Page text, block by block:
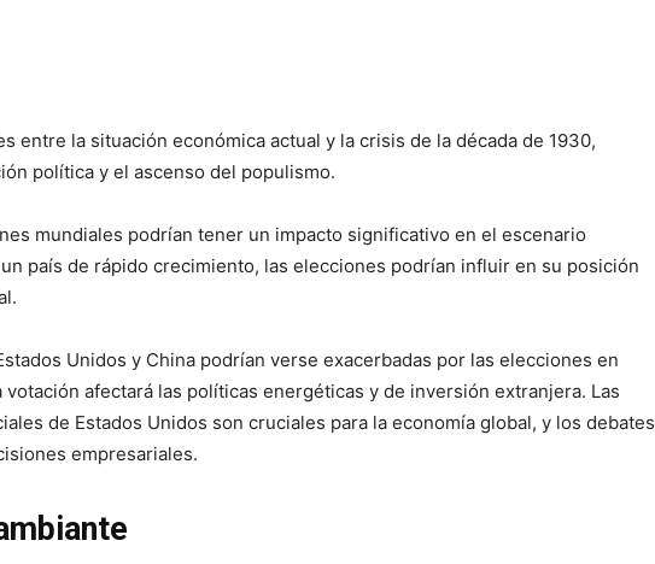
entre la situación económica actual y la crisis de la década de 1930,
política y el ascenso del populismo.
mundiales podrían tener un impacto significativo en el escenario
país de rápido crecimiento, las elecciones podrían influir en su posición
Unidos y China podrían verse exacerbadas por las elecciones en
votación afectará las políticas energéticas y de inversión extranjera. Las
de Estados Unidos son cruciales para la economía global, y los debates
empresariales.